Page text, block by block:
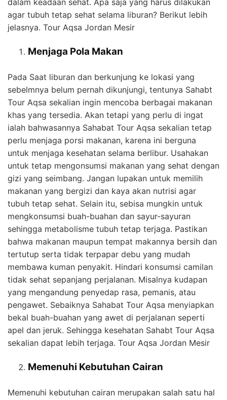
agar tubuh tetap sehat selama liburan? Berikut lebih
jelasnya. Tour Aqsa Jordan Mesir
Menjaga Pola Makan
Pada Saat liburan dan berkunjung ke lokasi yang
sebelmnya belum pernah dikunjungi, tentunya Sahabt
Tour Aqsa sekalian ingin mencoba berbagai makanan
khas yang tersedia. Akan tetapi yang perlu di ingat
ialah bahwasannya Sahabat Tour Aqsa sekalian tetap
perlu menjaga porsi makanan, karena ini berguna
untuk menjaga kesehatan selama berlibur. Usahakan
untuk tetap mengonsumsi makanan yang sehat dengan
gizi yang seimbang. Jangan lupakan untuk memilih
makanan yang bergizi dan kaya akan nutrisi agar
tubuh tetap sehat. Selain itu, sebisa mungkin untuk
mengkonsumsi buah-buahan dan sayur-sayuran
sehingga metabolisme tubuh tetap terjaga. Pastikan
bahwa makanan maupun tempat makannya bersih dan
tertutup serta tidak terpapar debu yang mudah
membawa kuman penyakit. Hindari konsumsi camilan
tidak sehat sepanjang perjalanan. Misalnya kudapan
yang mengandung penyedap rasa, pemanis, atau
pengawet. Sebaiknya Sahabat Tour Aqsa menyiapkan
bekal buah-buahan yang awet di perjalanan seperti
apel dan jeruk. Sehingga kesehatan Sahabt Tour Aqsa
sekalian dapat lebih terjaga. Tour Aqsa Jordan Mesir
Memenuhi Kebutuhan Cairan
Memenuhi kebutuhan cairan merupakan salah satu hal